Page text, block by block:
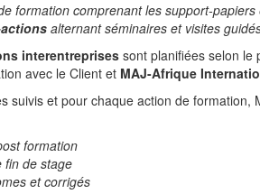
formation comprenant les support-
alternant séminaires et visites
interentreprises sont planifiées selon le
avec le Client et MAJ-Afrique
suivis et pour chaque action de
formation
fin de stage
et corrigés